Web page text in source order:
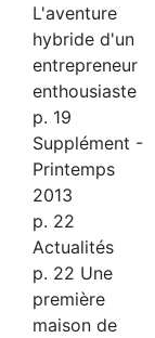
L'aventure
hybride d'un
entrepreneur
enthousiaste
p. 19
Supplément -
Printemps
2013
p. 22
Actualités
p. 22 Une
première
maison de